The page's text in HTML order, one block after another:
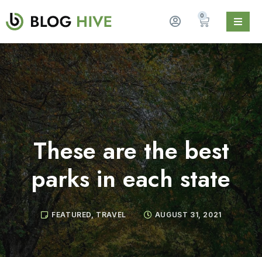
0
These are the best
parks in each state
FEATURED,TRAVEL AUGUST 31, 2021